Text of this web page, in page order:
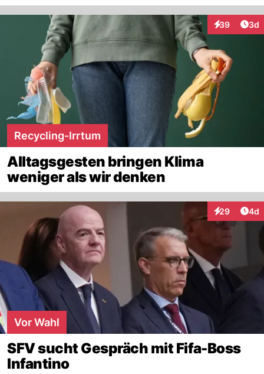
39
Interaktionen
3d
Recycling-Irrtum
Alltagsgesten bringen Klima
weniger als wir denken
29
Interaktionen
4d
Vor Wahl
SFV sucht Gespräch mit Fifa-Boss
Infantino